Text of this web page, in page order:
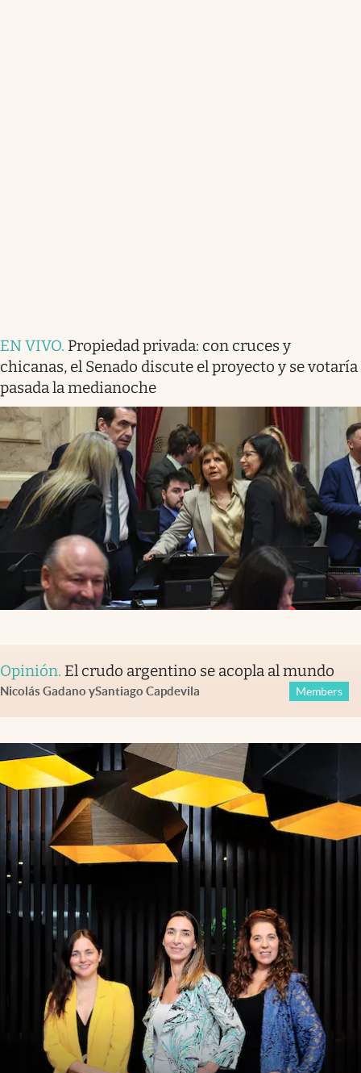
EN VIVO. Propiedad privada: con cruces y
chicanas, el Senado discute el proyecto y se votaría
pasada la medianoche
Opinión. El crudo argentino se acopla al mundo
Nicolás Gadano ySantiago Capdevila Members